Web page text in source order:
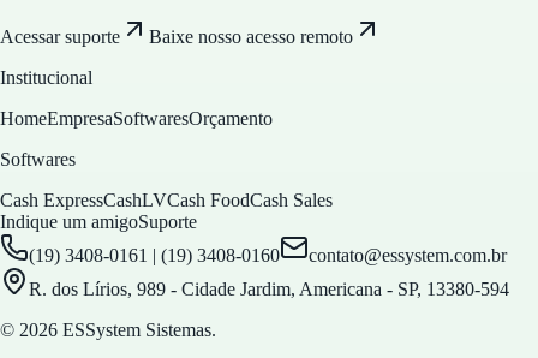
Acessar suporte
Baixe nosso acesso remoto
Institucional
HomeEmpresaSoftwaresOrçamento
Softwares
Cash ExpressCashLVCash FoodCash Sales
Indique um amigoSuporte
(19) 3408-0161 | (19) 3408-0160
contato@essystem.com.br
R. dos Lírios, 989 - Cidade Jardim, Americana - SP, 13380-594
© 2026 ESSystem Sistemas.